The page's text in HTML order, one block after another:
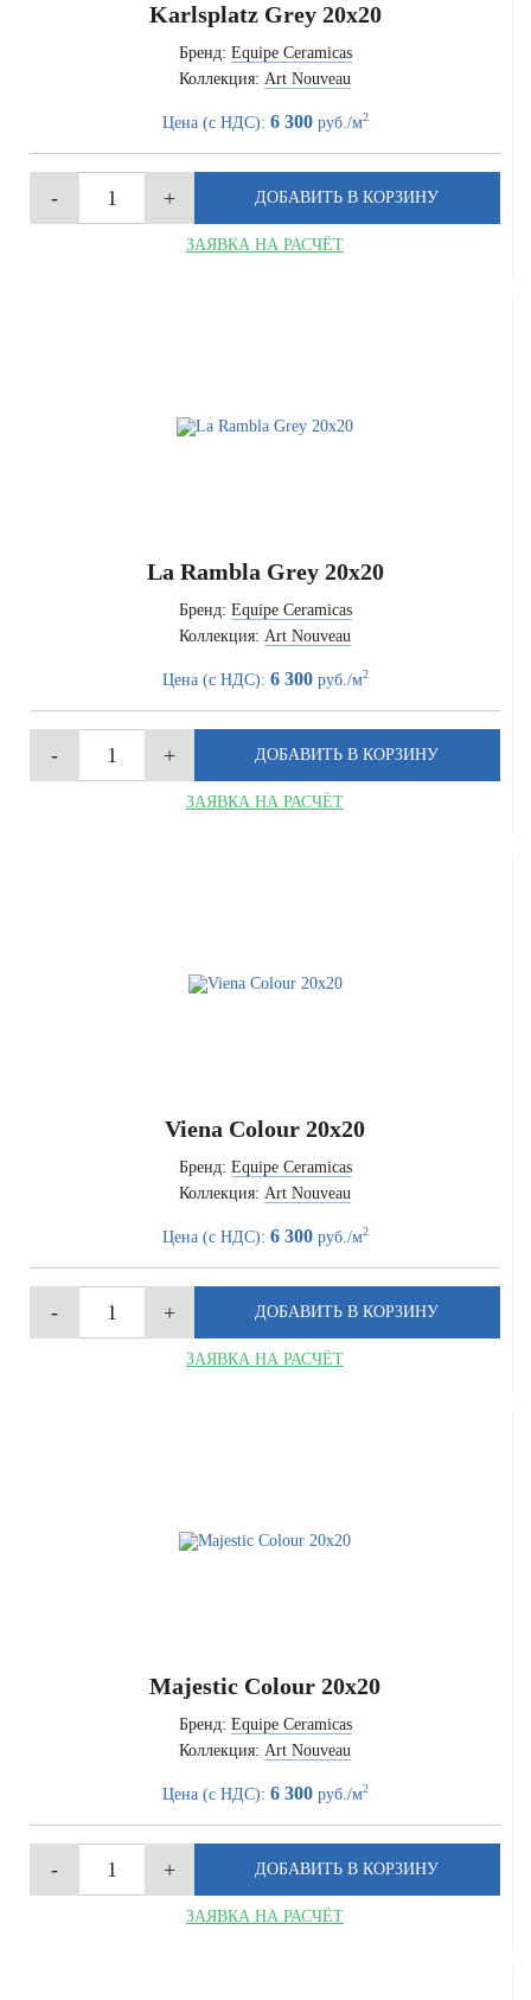
Karlsplatz Grey 20x20
Бренд: Equipe Ceramicas
Коллекция: Art Nouveau
Цена (с НДС): 6 300руб./м2
ЗАЯВКА НА РАСЧЁТ
La Rambla Grey 20x20
Бренд: Equipe Ceramicas
Коллекция: Art Nouveau
Цена (с НДС): 6 300руб./м2
ЗАЯВКА НА РАСЧЁТ
Viena Colour 20x20
Бренд: Equipe Ceramicas
Коллекция: Art Nouveau
Цена (с НДС): 6 300руб./м2
ЗАЯВКА НА РАСЧЁТ
Majestic Colour 20x20
Бренд: Equipe Ceramicas
Коллекция: Art Nouveau
Цена (с НДС): 6 300руб./м2
ЗАЯВКА НА РАСЧЁТ